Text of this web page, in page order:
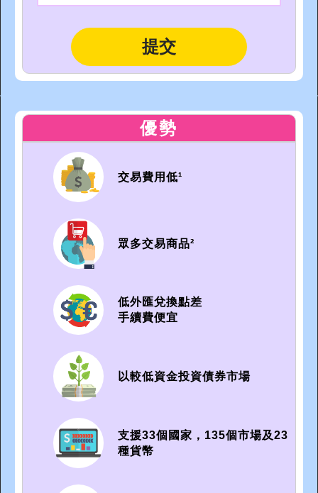
優勢
交易費用低¹
眾多交易商品²
低外匯兌換點差
手續費便宜
以較低資金投資債券市場
支援33個國家，135個市場及23
種貨幣